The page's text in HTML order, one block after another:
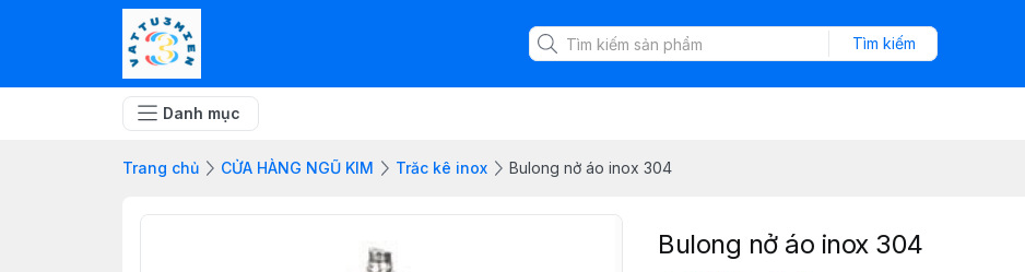
Tìm kiếm
Danh mục
Trang chủ CỬA HÀNG NGŨ KIM Trăc kê inox Bulong nở áo inox 304
Bulong nở áo inox 304